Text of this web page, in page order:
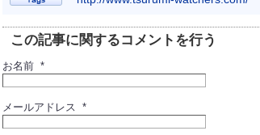
この記事に関するコメントを行う
お名前 *
メールアドレス *